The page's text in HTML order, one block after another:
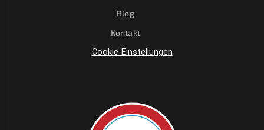
Blog
Kontakt
Cookie-Einstellungen